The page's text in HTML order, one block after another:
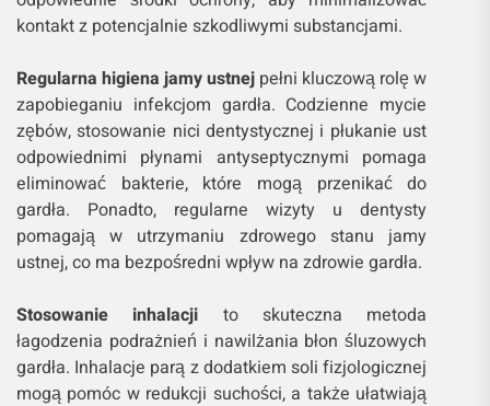
kontakt z potencjalnie szkodliwymi substancjami.
Regularna higiena jamy ustnej pełni kluczową rolę w
zapobieganiu infekcjom gardła. Codzienne mycie
zębów, stosowanie nici dentystycznej i płukanie ust
odpowiednimi płynami antyseptycznymi pomaga
eliminować bakterie, które mogą przenikać do
gardła. Ponadto, regularne wizyty u dentysty
pomagają w utrzymaniu zdrowego stanu jamy
ustnej, co ma bezpośredni wpływ na zdrowie gardła.
Stosowanie inhalacji to skuteczna metoda
łagodzenia podrażnień i nawilżania błon śluzowych
gardła. Inhalacje parą z dodatkiem soli fizjologicznej
mogą pomóc w redukcji suchości, a także ułatwiają